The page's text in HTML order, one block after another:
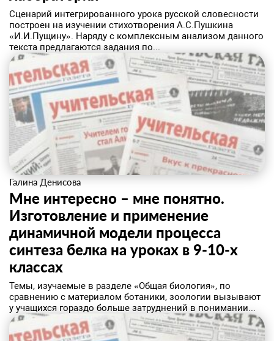
Сценарий интегрированного урока русской словесности
построен на изучении стихотворения А.С.Пушкина
«И.И.Пущину». Наряду с комплексным анализом данного
текста предлагаются задания по...
Галина Денисова
Мне интересно – мне понятно.
Изготовление и применение
динамичной модели процесса
синтеза белка на уроках в 9-10-х
классах
Темы, изучаемые в разделе «Общая биология», по
сравнению с материалом ботаники, зоологии вызывают
у учащихся гораздо больше затруднений в понимании...